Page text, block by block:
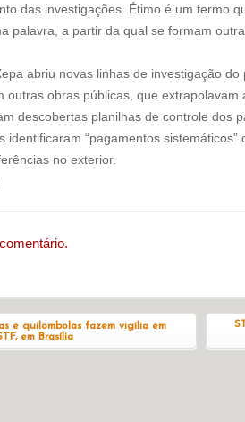
das investigações. Étimo é um termo
palavra, a partir da qual se formam
abriu novas linhas de investigação
outras obras públicas, que extrapolavam
descobertas planilhas de controle dos
identificaram “pagamentos
no exterior.
e quilombolas fazem vigília em
em Brasília